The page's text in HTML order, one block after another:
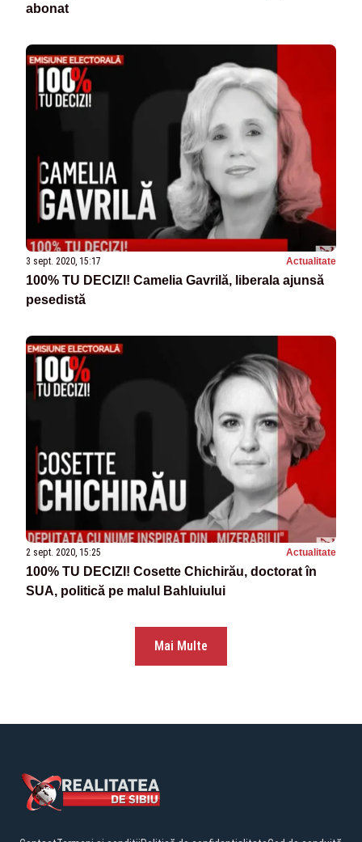
abonat
3 sept. 2020, 15:17 Actualitate
100% TU DECIZI! Camelia Gavrilă, liberala ajunsă
pesedistă
2 sept. 2020, 15:25 Actualitate
100% TU DECIZI! Cosette Chichirău, doctorat în
SUA, politică pe malul Bahluiului
Mai Multe